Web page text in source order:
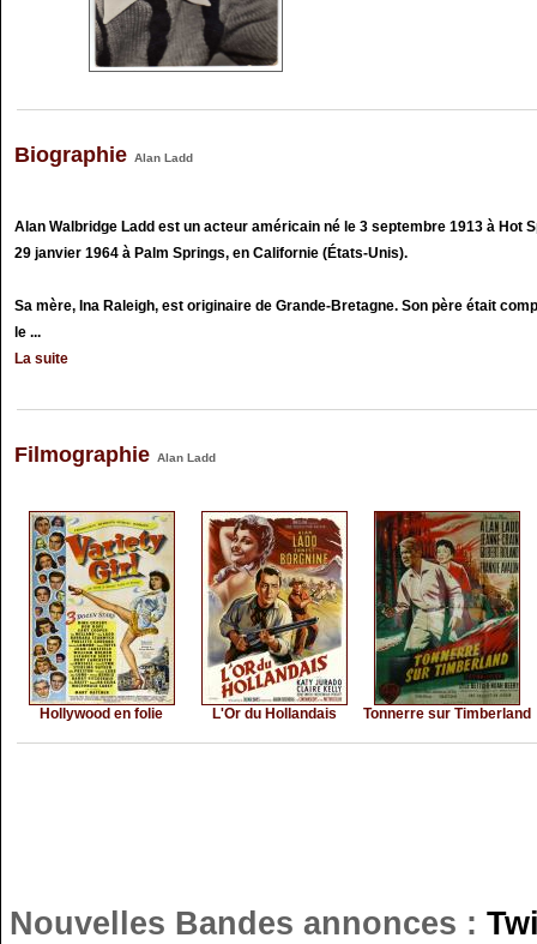
Biographie Alan Ladd
Alan Walbridge Ladd est un acteur américain né le 3 septembre 1913 à Hot
29 janvier 1964 à Palm Springs, en Californie (États-Unis).
Sa mère, Ina Raleigh, est originaire de Grande-Bretagne. Son père était
le ...
La suite
Filmographie Alan Ladd
Hollywood en folie L'Or du Hollandais Tonnerre sur Timberland
Nouvelles Bandes annonces :